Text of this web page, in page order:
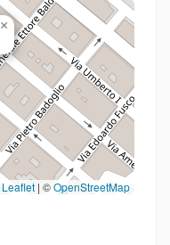
×
Leaflet | ©OpenStreetMap